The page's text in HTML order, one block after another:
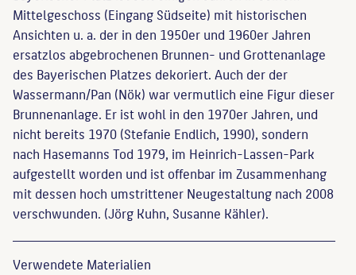
Mittelgeschoss (Eingang Südseite) mit historischen
Ansichten u. a. der in den 1950er und 1960er Jahren
ersatzlos abgebrochenen Brunnen- und Grottenanlage
des Bayerischen Platzes dekoriert. Auch der der
Wassermann/Pan (Nök) war vermutlich eine Figur dieser
Brunnenanlage. Er ist wohl in den 1970er Jahren, und
nicht bereits 1970 (Stefanie Endlich, 1990), sondern
nach Hasemanns Tod 1979, im Heinrich-Lassen-Park
aufgestellt worden und ist offenbar im Zusammenhang
mit dessen hoch umstrittener Neugestaltung nach 2008
verschwunden. (Jörg Kuhn, Susanne Kähler).
Verwendete Materialien